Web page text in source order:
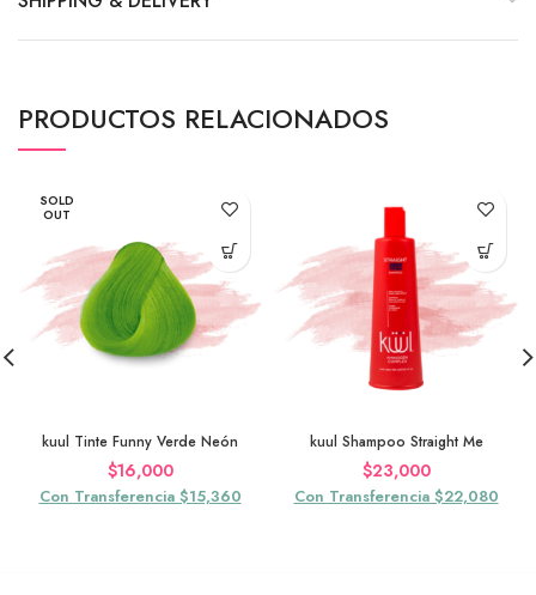
PRODUCTOS RELACIONADOS
SOLD
OUT
kuul Tinte Funny Verde Neón
$16,000
Con Transferencia $15,360
kuul Shampoo Straight Me
$23,000
Con Transferencia $22,080